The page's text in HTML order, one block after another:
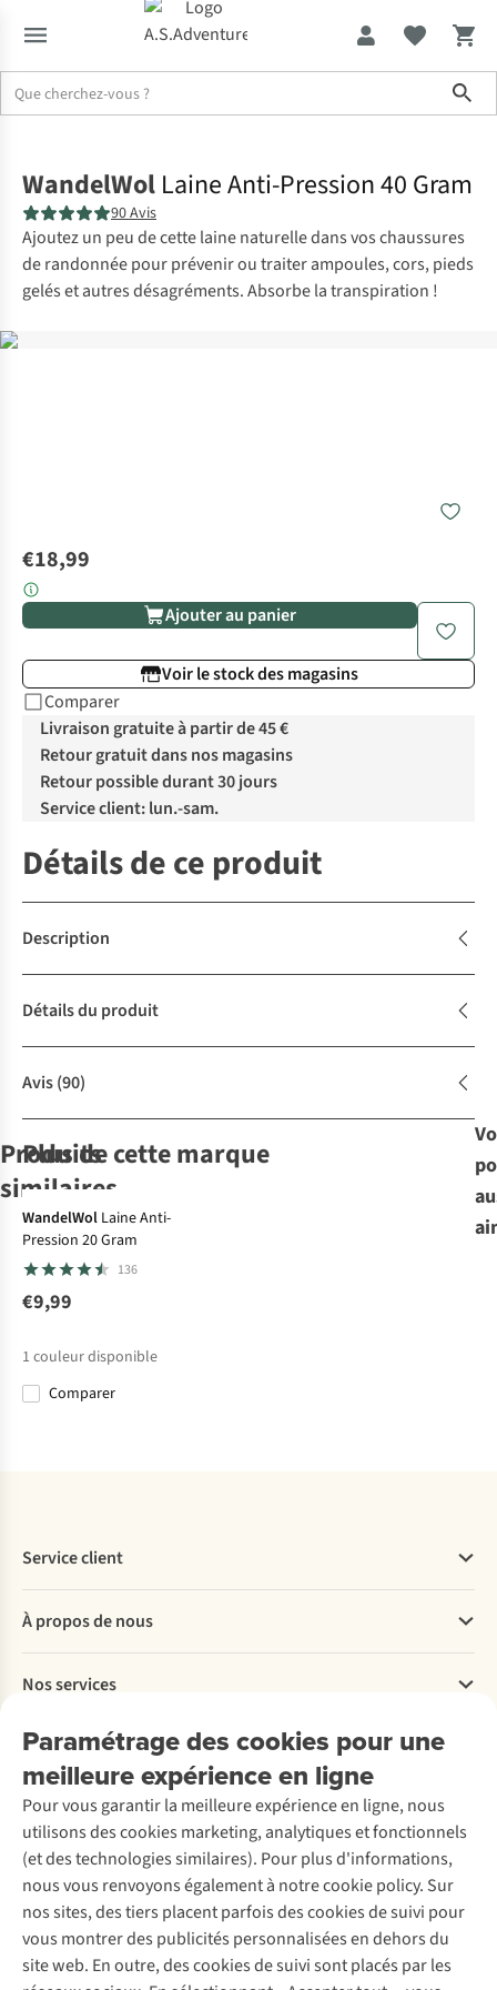
WandelWol Laine Anti-Pression 40 Gram
90 Avis
Ajoutez un peu de cette laine naturelle dans vos chaussures
de randonnée pour prévenir ou traiter ampoules, cors, pieds
gelés et autres désagréments. Absorbe la transpiration !
€18,99
Ajouter au panier
Voir le stock des magasins
Comparer
Livraison gratuite à partir de 45 €
Retour gratuit dans nos magasins
Retour possible durant 30 jours
Service client: lun.-sam.
Détails de ce produit
Description
Détails du produit
Avis(90)
Produits
similaires
Grangers
Wash+Repel
Clothing 2In1
Nikwax
Entretien
TX Direct Spray-
on
Favori Care &
Repair
Grangers
Entretien
Clothing Repel
300Ml
Grangers
Entretien
Performance
Plus de cette marque
WandelWol Laine Anti-
Pression 20 Gram
136
€9,99
1 couleur disponible
Comparer
Paramétrage des cookies pour une
meilleure expérience en ligne
Pour vous garantir la meilleure expérience en ligne, nous
utilisons des cookies marketing, analytiques et fonctionnels
(et des technologies similaires). Pour plus d'informations,
nous vous renvoyons également à notre cookie policy. Sur
nos sites, des tiers placent parfois des cookies de suivi pour
vous montrer des publicités personnalisées en dehors du
site web. En outre, des cookies de suivi sont placés par les
Service client
Commander
Payer
Livraison
Rétractation d'une commande
Entretien & réparations
Garantie
Contactez-nous
À propos de nous
Explore More
À propos d’Ayacucho
Nos magasins
À propos d’A.S.Adventure
Déclaration d'accessibilité
Nos services
Location / Location sports d’hiver
Entretien de ski
Service de lavage
Entretien de chaussures
Réparation de chaussures
Réparation de vêtements
Retouches
Pour les entreprises
Découvrez
A.S.Magazine
Explore Camp
Gear Check
Expertise & conseils
Abonnez-vous à la newsletter
Suivez-nous